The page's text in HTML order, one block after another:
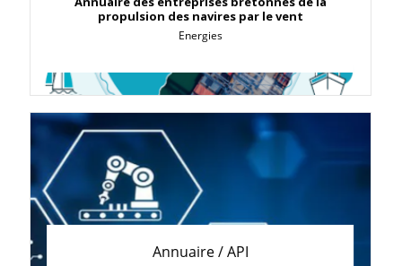
propulsion des navires par le vent
Energies
Annuaire / API